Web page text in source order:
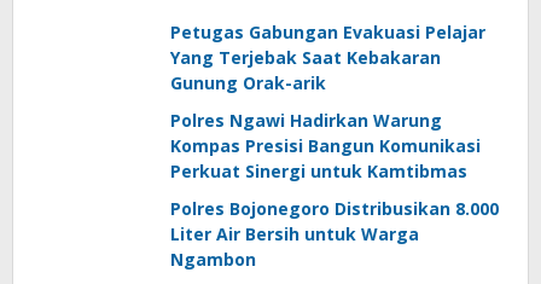
Petugas Gabungan Evakuasi Pelajar
Yang Terjebak Saat Kebakaran
Gunung Orak-arik
Polres Ngawi Hadirkan Warung
Kompas Presisi Bangun Komunikasi
Perkuat Sinergi untuk Kamtibmas
Polres Bojonegoro Distribusikan 8.000
Liter Air Bersih untuk Warga
Ngambon